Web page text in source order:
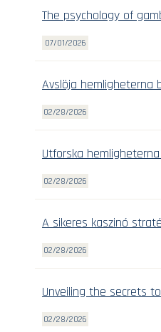
The psychology of
07/01/2026
Avslöja hemligheterna
02/28/2026
Utforska
02/28/2026
A sikeres kaszinó
02/28/2026
Unveiling the secrets
02/28/2026